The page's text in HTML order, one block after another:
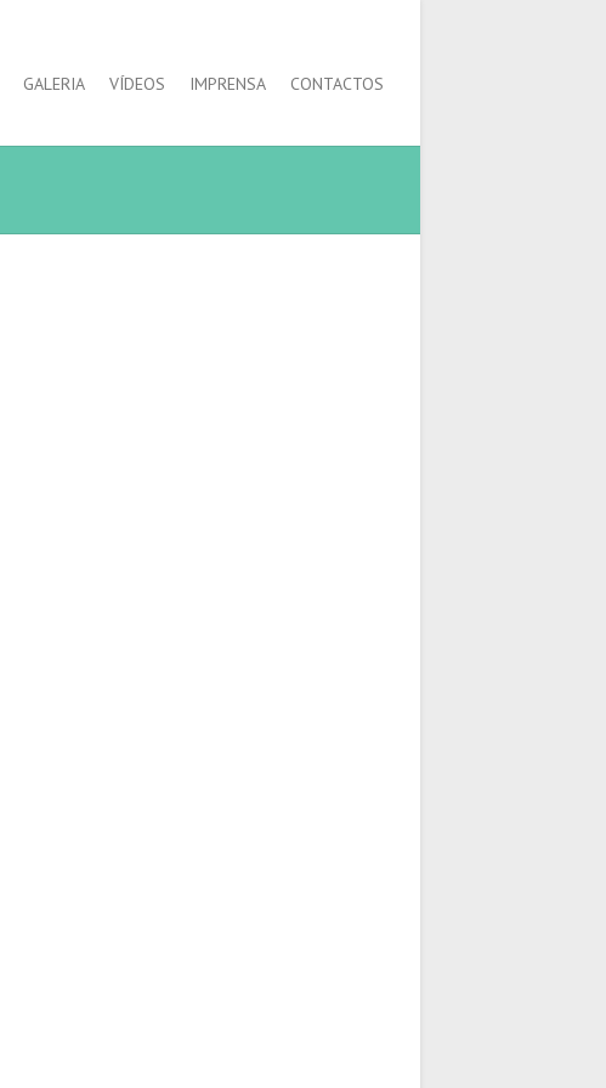
GALERIA VÍDEOS IMPRENSA CONTACTOS